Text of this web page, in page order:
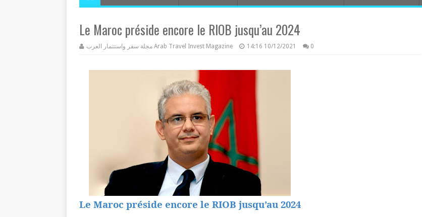
Le Maroc préside encore le RIOB jusqu’au 2024
مجلة سفر واستثمار العرب Arab Travel Invest Magazine 14:16 10/12/2021 0
Le Maroc préside encore le RIOB jusqu’au 2024